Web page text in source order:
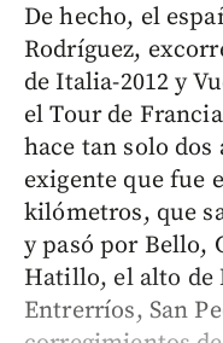
De hecho, el
Rodríguez,
de Italia-2012 y
el Tour de
hace tan solo
exigente que fue
kilómetros, que
y pasó por Bello,
Hatillo, el alto de
Entrerríos, San